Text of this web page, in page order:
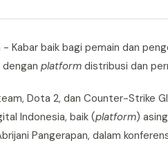
- Kabar baik bagi pemain dan
dengan platform distribusi dan
Dota 2, dan Counter-Strike
Indonesia, baik (platform)
Pangerapan, dalam